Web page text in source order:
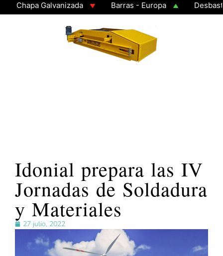
Chapa Galvanizada Barras - Europa
Desbaste -
Idonial prepara las IV
Jornadas de Soldadura
y Materiales
27 julio, 2022